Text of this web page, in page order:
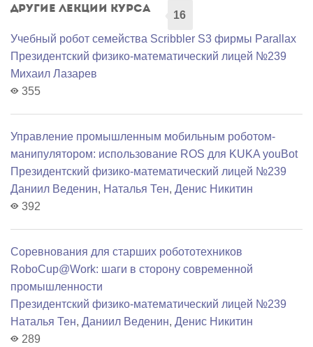
Другие лекции курса
16
Учебный робот семейства Scribbler S3 фирмы Parallax
Президентский физико-математический лицей №239
Михаил Лазарев
355
Управление промышленным мобильным роботом-
манипулятором: использование ROS для KUKA youBot
Президентский физико-математический лицей №239
Даниил Веденин, Наталья Тен, Денис Никитин
392
Соревнования для старших робототехников
RoboCup@Work: шаги в сторону современной
промышленности
Президентский физико-математический лицей №239
Наталья Тен, Даниил Веденин, Денис Никитин
289